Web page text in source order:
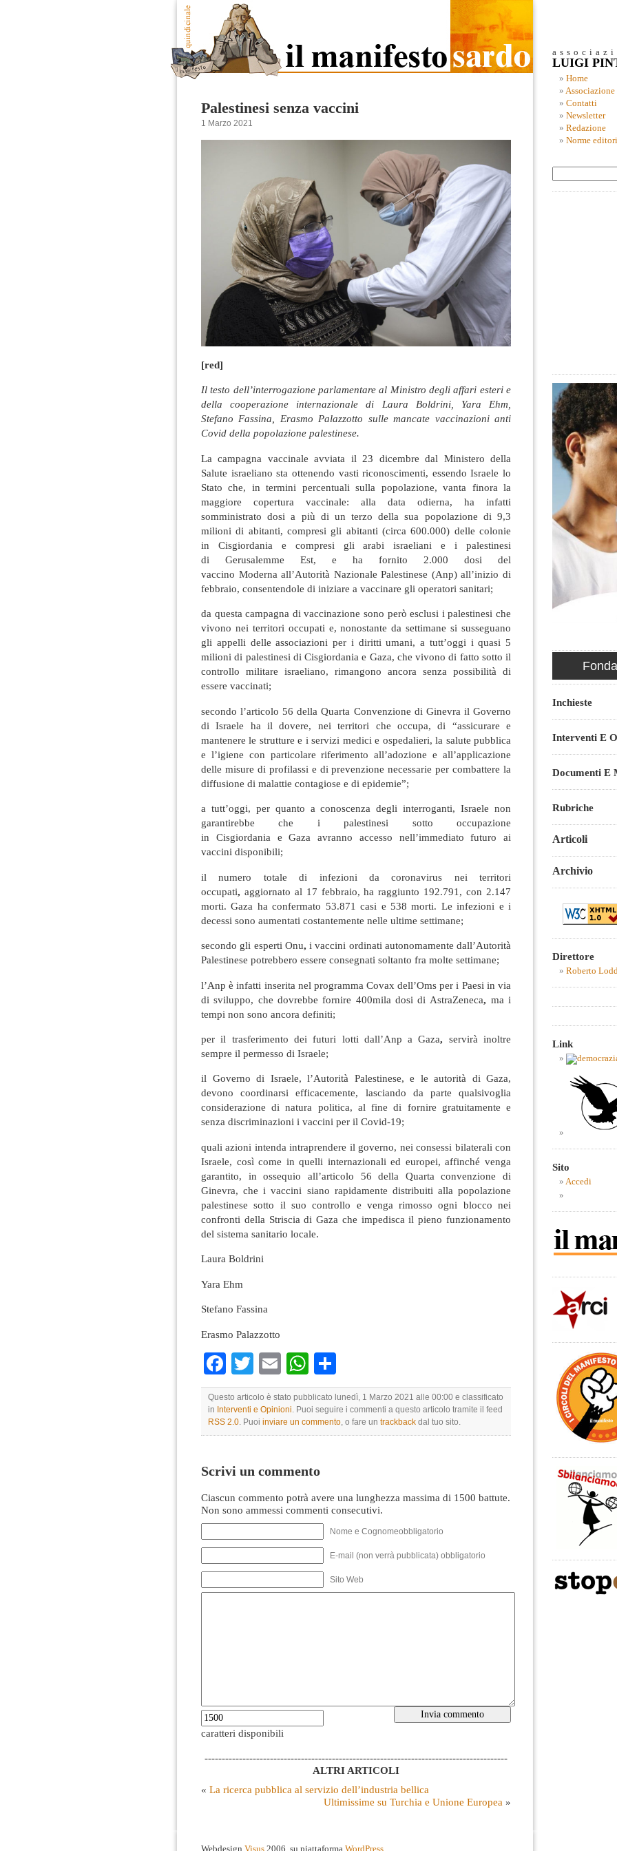
Palestinesi senza vaccini
1 Marzo 2021
[red]
Il testo dell’interrogazione parlamentare al Ministro degli affari esteri e
della cooperazione internazionale di Laura Boldrini, Yara Ehm,
Stefano Fassina, Erasmo Palazzotto sulle mancate vaccinazioni anti
Covid della popolazione palestinese.
La campagna vaccinale avviata il 23 dicembre dal Ministero della
Salute israeliano sta ottenendo vasti riconoscimenti, essendo Israele lo
Stato che, in termini percentuali sulla popolazione, vanta finora la
maggiore copertura vaccinale: alla data odierna, ha infatti
somministrato dosi a più di un terzo della sua popolazione di 9,3
milioni di abitanti, compresi gli abitanti (circa 600.000) delle colonie
in Cisgiordania e compresi gli arabi israeliani e i palestinesi
di Gerusalemme Est, e ha fornito 2.000 dosi del
vaccino Moderna all’Autorità Nazionale Palestinese (Anp) all’inizio di
febbraio, consentendole di iniziare a vaccinare gli operatori sanitari;
da questa campagna di vaccinazione sono però esclusi i palestinesi che
vivono nei territori occupati e, nonostante da settimane si susseguano
gli appelli delle associazioni per i diritti umani, a tutt’oggi i quasi 5
milioni di palestinesi di Cisgiordania e Gaza, che vivono di fatto sotto il
controllo militare israeliano, rimangono ancora senza possibilità di
essere vaccinati;
secondo l’articolo 56 della Quarta Convenzione di Ginevra il Governo
di Israele ha il dovere, nei territori che occupa, di “assicurare e
mantenere le strutture e i servizi medici e ospedalieri, la salute pubblica
e l’igiene con particolare riferimento all’adozione e all’applicazione
delle misure di profilassi e di prevenzione necessarie per combattere la
diffusione di malattie contagiose e di epidemie”;
a tutt’oggi, per quanto a conoscenza degli interroganti, Israele non
garantirebbe che i palestinesi sotto occupazione
in Cisgiordania e Gaza avranno accesso nell’immediato futuro ai
vaccini disponibili;
il numero totale di infezioni da coronavirus nei territori
occupati, aggiornato al 17 febbraio, ha raggiunto 192.791, con 2.147
morti. Gaza ha confermato 53.871 casi e 538 morti. Le infezioni e i
decessi sono aumentati costantemente nelle ultime settimane;
secondo gli esperti Onu, i vaccini ordinati autonomamente dall’Autorità
Palestinese potrebbero essere consegnati soltanto fra molte settimane;
l’Anp è infatti inserita nel programma Covax dell’Oms per i Paesi in via
di sviluppo, che dovrebbe fornire 400mila dosi di AstraZeneca, ma i
tempi non sono ancora definiti;
per il trasferimento dei futuri lotti dall’Anp a Gaza, servirà inoltre
sempre il permesso di Israele;
il Governo di Israele, l’Autorità Palestinese, e le autorità di Gaza,
devono coordinarsi efficacemente, lasciando da parte qualsivoglia
considerazione di natura politica, al fine di fornire gratuitamente e
senza discriminazioni i vaccini per il Covid-19;
quali azioni intenda intraprendere il governo, nei consessi bilaterali con
Israele, così come in quelli internazionali ed europei, affinché venga
garantito, in ossequio all’articolo 56 della Quarta convenzione di
Ginevra, che i vaccini siano rapidamente distribuiti alla popolazione
palestinese sotto il suo controllo e venga rimosso ogni blocco nei
confronti della Striscia di Gaza che impedisca il pieno funzionamento
del sistema sanitario locale.
Laura Boldrini
Yara Ehm
Stefano Fassina
Erasmo Palazzotto
Facebook
TwitterEmailWhatsApp
Questo articolo è stato pubblicato lunedì, 1 Marzo 2021 alle 00:00 e classificato
in Interventi e Opinioni . Puoi seguire i commenti a questo articolo tramite il feed
RSS 2.0 . Puoi inviare un commento , o fare un trackback dal tuo sito.
Scrivi un commento
Ciascun commento potrà avere una lunghezza massima di 1500 battute.
Non sono ammessi commenti consecutivi.
Nome e Cognomeobbligatorio
E-mail (non verrà pubblicata) obbligatorio
Sito Web
caratteri disponibili
----------------------------------------------------------------------------------------
ALTRI ARTICOLI
« La ricerca pubblica al servizio dell’industria bellica
Ultimissime su Turchia e Unione Europea »
LUIGI
Home
Associazione
Contatti
Newsletter
Redazione
Norme
Inchieste
Interventi E
Documenti E
Rubriche
Articoli
Archivio
Direttore
Roberto
Link
Sito
Accedi
Webdesign Visus 2006, su piattaforma WordPress